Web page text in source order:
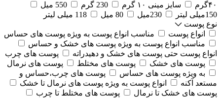
۴۰گرم
سایز مینی ۱۰ گرم 230 گرم
550 میل
150میلی لیتر
230میل 80 میل
118 میلی لیتر
نوع پوست
انواع پوست
مناسب انواع پوست به ویژه پوست های حساس
مناسب انواع پوست به ویژه پوست های خشک و حساس
انواع پوست حتی پوست های خشک و دهیدراته
پوست های چرب
پوست های خشک
پوست های مختلط
پوست های نرمال
به ویژه پوست های حساس
پوست های چرب،حساس و
مستعد آکنه
انواع پوست به ویژه پوست های نرمال تا خشک
پوست های خشک تا نرمال
پوست های مختلط تا چرب